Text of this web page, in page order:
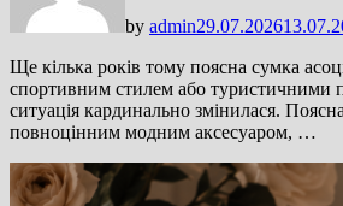
by admin29.07.2026
Ще кілька років тому поясна сумка
спортивним стилем або туристичними
ситуація кардинально змінилася.
повноцінним модним аксесуаром, …